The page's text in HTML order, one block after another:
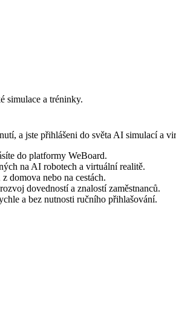
simulace a tréninky.
a jste přihlášeni do světa AI simulací a
do platformy WeBoard.
na AI robotech a virtuální realitě.
domova nebo na cestách.
dovedností a znalostí zaměstnanců.
a bez nutnosti ručního přihlašování.